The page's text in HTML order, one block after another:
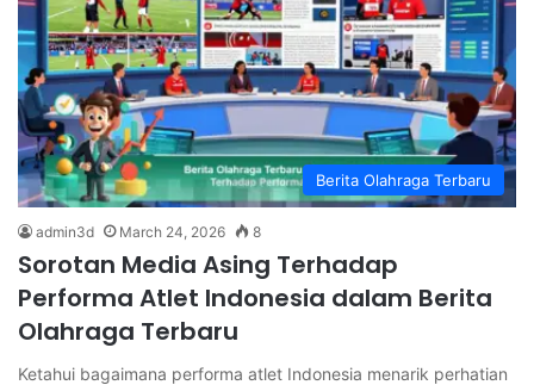
Berita Olahraga Terbaru
admin3d March 24, 2026 8
Sorotan Media Asing Terhadap
Performa Atlet Indonesia dalam Berita
Olahraga Terbaru
Ketahui bagaimana performa atlet Indonesia menarik perhatian